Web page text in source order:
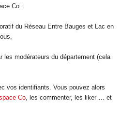
Co :
du Réseau Entre Bauges et Lac en
les modérateurs du département (cela
vos identifiants. Vous pouvez alors
Co , les commenter, les liker … et